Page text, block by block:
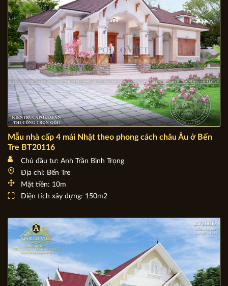
Mẫu nhà cấp 4 mái Nhật theo phong cách châu Âu ở Bến
Tre BT20116
Chủ đầu tư: Anh Trần Bình Trọng
Địa chỉ: Bến Tre
Mặt tiền: 10m
Diện tích xây dựng: 150m2